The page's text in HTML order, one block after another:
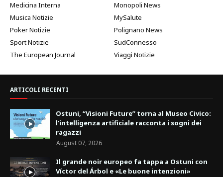
Medicina Interna
Monopoli News
Musica Notizie
MySalute
Poker Notizie
Polignano News
Sport Notizie
SudConnesso
The European Journal
Viaggi Notizie
ARTICOLI RECENTI
Ostuni, “Visioni Future” torna al Museo Civico:
l’intelligenza artificiale racconta i sogni dei
ragazzi
August 07, 2026
Il grande noir europeo fa tappa a Ostuni con
Víctor del Árbol e «Le buone intenzioni»